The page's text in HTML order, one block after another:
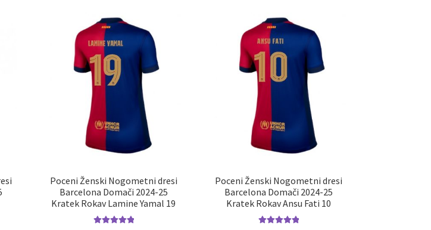
Poceni Ženski Nogometni dresi
Barcelona Domači 2024-25
Kratek Rokav Lamine Yamal 19
Poceni Ženski Nogometni dresi
Barcelona Domači 2024-25
Kratek Rokav Ansu Fati 10